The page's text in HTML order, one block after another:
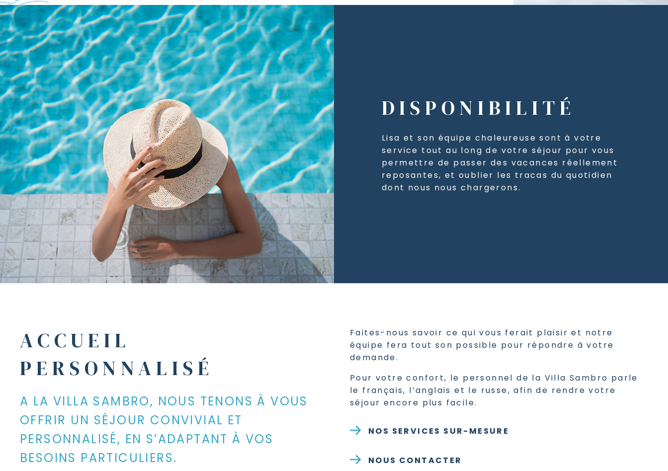
DISPONIBILITÉ
Lisa et son équipe chaleureuse sont à votre
service tout au long de votre séjour pour vous
permettre de passer des vacances réellement
reposantes, et oublier les tracas du quotidien
dont nous nous chargerons.
ACCUEIL
PERSONNALISÉ
A LA VILLA SAMBRO, NOUS TENONS À VOUS
OFFRIR UN SÉJOUR CONVIVIAL ET
PERSONNALISÉ, EN S’ADAPTANT À VOS
BESOINS PARTICULIERS.
Faites-nous savoir ce qui vous ferait plaisir et notre
équipe fera tout son possible pour répondre à votre
demande.
Pour votre confort, le personnel de la Villa Sambro parle
le français, l’anglais et le russe, afin de rendre votre
séjour encore plus facile.
NOS SERVICES SUR-MESURE
NOUS CONTACTER